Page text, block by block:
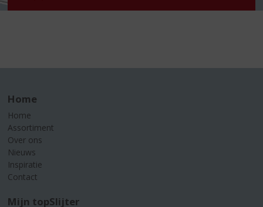
Home
Home
Assortiment
Over ons
Nieuws
Inspiratie
Contact
Mijn topSlijter